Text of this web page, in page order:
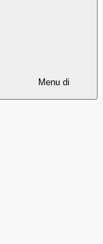
Menu di